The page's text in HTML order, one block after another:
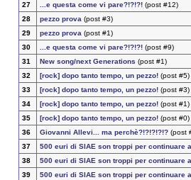
27
...e questa come vi pare?!?!?!(post #12)
28
pezzo prova(post #3)
29
pezzo prova(post #1)
30
...e questa come vi pare?!?!?!(post #9)
31
New song/next Generations (post #1)
32
[rock] dopo tanto tempo, un pezzo!(post #5)
33
[rock] dopo tanto tempo, un pezzo!(post #3)
34
[rock] dopo tanto tempo, un pezzo!(post #1)
35
[rock] dopo tanto tempo, un pezzo!(post #0)
36
Giovanni Allevi... ma perchè?!?!?!?!?(post
37
500 euri di SIAE son troppi per continuare
38
500 euri di SIAE son troppi per continuare
39
500 euri di SIAE son troppi per continuare